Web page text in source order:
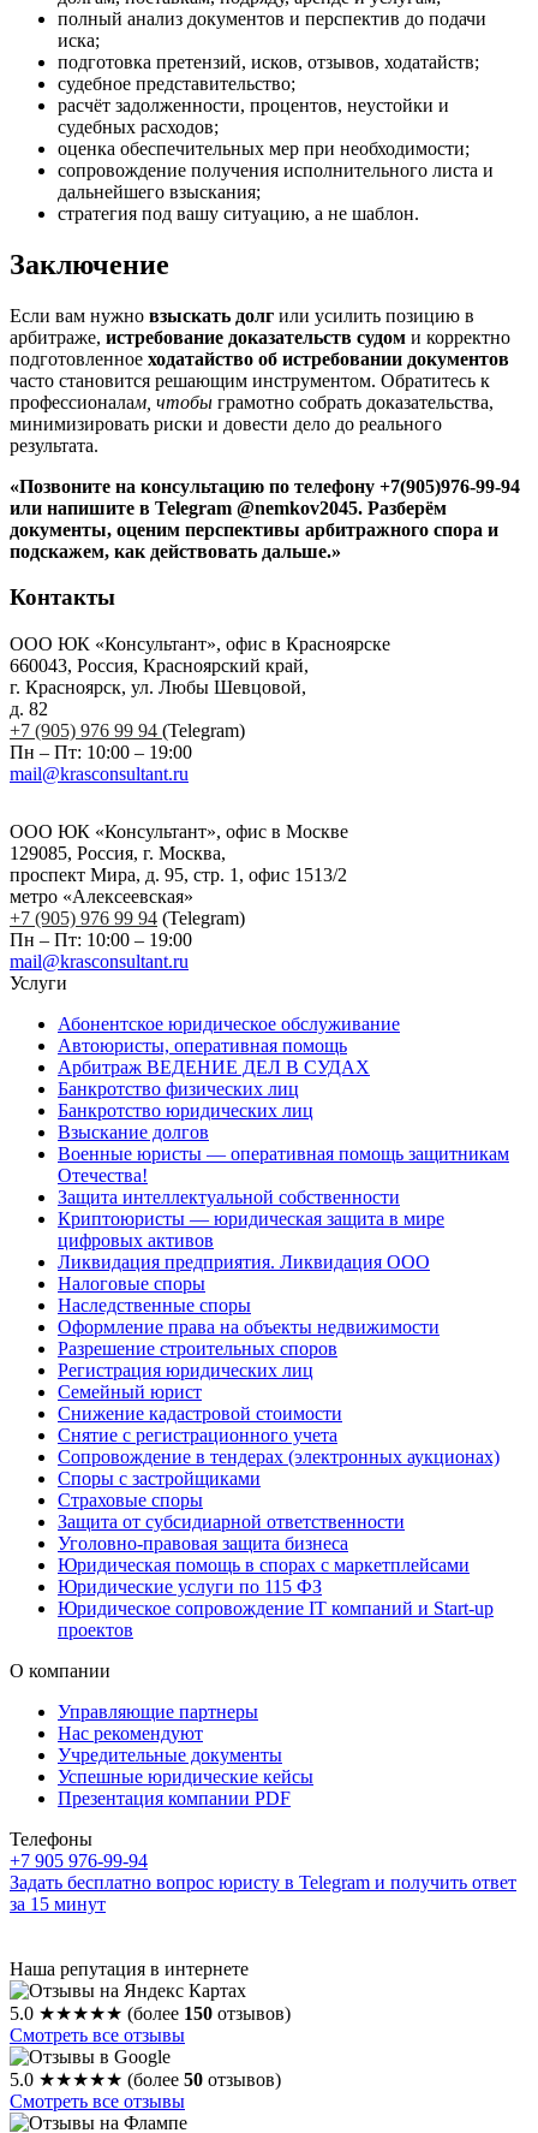
полный анализ документов и перспектив до подачи
иска;
подготовка претензий, исков, отзывов, ходатайств;
судебное представительство;
расчёт задолженности, процентов, неустойки и
судебных расходов;
оценка обеспечительных мер при необходимости;
сопровождение получения исполнительного листа и
дальнейшего взыскания;
стратегия под вашу ситуацию, а не шаблон.
Заключение
Если вам нужно взыскать долг или усилить позицию в
арбитраже, истребование доказательств судом и корректно
подготовленное ходатайство об истребовании документов
часто становится решающим инструментом. Обратитесь к
профессионалам, чтобы грамотно собрать доказательства,
минимизировать риски и довести дело до реального
результата.
«Позвоните на консультацию по телефону +7(905)976-99-94
или напишите в Telegram @nemkov2045. Разберём
документы, оценим перспективы арбитражного спора и
подскажем, как действовать дальше.»
Контакты
ООО ЮК «Консультант», офис в Красноярске
660043, Россия, Красноярский край,
г. Красноярск, ул. Любы Шевцовой,
д. 82
+7 (905) 976 99 94 (Telegram)
Пн – Пт: 10:00 – 19:00
mail@krasconsultant.ru
ООО ЮК «Консультант», офис в Москве
129085, Россия, г. Москва,
проспект Мира, д. 95, стр. 1, офис 1513/2
метро «Алексеевская»
+7 (905) 976 99 94 (Telegram)
Пн – Пт: 10:00 – 19:00
mail@krasconsultant.ru
Услуги
Абонентское юридическое обслуживание
Автоюристы, оперативная помощь
Арбитраж ВЕДЕНИЕ ДЕЛ В СУДАХ
Банкротство физических лиц
Банкротство юридических лиц
Взыскание долгов
Военные юристы — оперативная помощь защитникам
Отечества!
Защита интеллектуальной собственности
Криптоюристы — юридическая защита в мире
цифровых активов
Ликвидация предприятия. Ликвидация ООО
Налоговые споры
Наследственные споры
Оформление права на объекты недвижимости
Разрешение строительных споров
Регистрация юридических лиц
Семейный юрист
Снижение кадастровой стоимости
Снятие с регистрационного учета
Сопровождение в тендерах (электронных аукционах)
Споры с застройщиками
Страховые споры
Защита от субсидиарной ответственности
Уголовно-правовая защита бизнеса
Юридическая помощь в спорах с маркетплейсами
Юридические услуги по 115 ФЗ
Юридическое сопровождение IT компаний и Start-up
проектов
О компании
Управляющие партнеры
Нас рекомендуют
Учредительные документы
Успешные юридические кейсы
Презентация компании PDF
Телефоны
+7 905 976-99-94
Задать бесплатно вопрос юристу в Telegram и получить ответ
за 15 минут
Наша репутация в интернете
5.0 ★★★★★ (более 150 отзывов)
Смотреть все отзывы
5.0 ★★★★★ (более 50 отзывов)
Смотреть все отзывы